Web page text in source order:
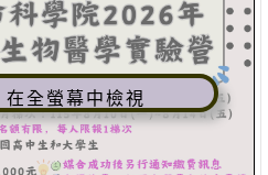
在全螢幕中檢視